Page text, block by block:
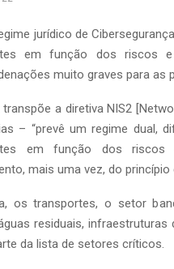
jurídico de
em função dos riscos
muito graves para as
transpõe a diretiva NIS2
– “prevê um regime dual,
em função dos riscos
mais uma vez, do princípio
os transportes, o setor
residuais,
da lista de setores críticos.